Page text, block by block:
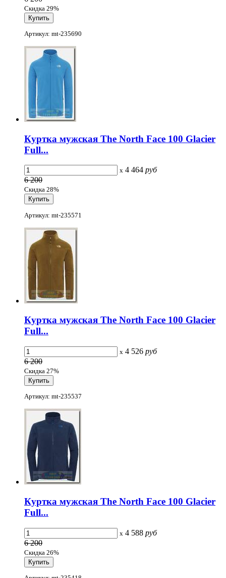
Скидка 29%
Артикул: mt-235690
Куртка мужская The North Face 100 Glacier
Full...
x 4 464 руб
6 200
Скидка 28%
Артикул: mt-235571
Куртка мужская The North Face 100 Glacier
Full...
x 4 526 руб
6 200
Скидка 27%
Артикул: mt-235537
Куртка мужская The North Face 100 Glacier
Full...
x 4 588 руб
6 200
Скидка 26%